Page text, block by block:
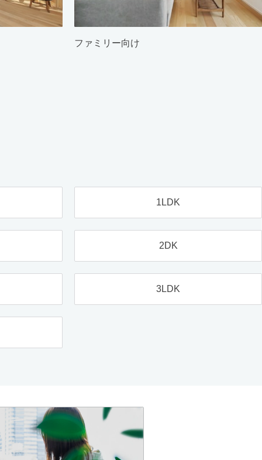
ファミリー向け
1LDK
2DK
3LDK